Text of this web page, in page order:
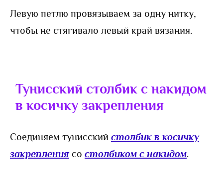
Левую петлю провязываем за одну нитку,
чтобы не стягивало левый край вязания.
Тунисский столбик с накидом
в косичку закрепления
Соединяем тунисский столбик в косичку
закреплениясо столбиком с накидом.